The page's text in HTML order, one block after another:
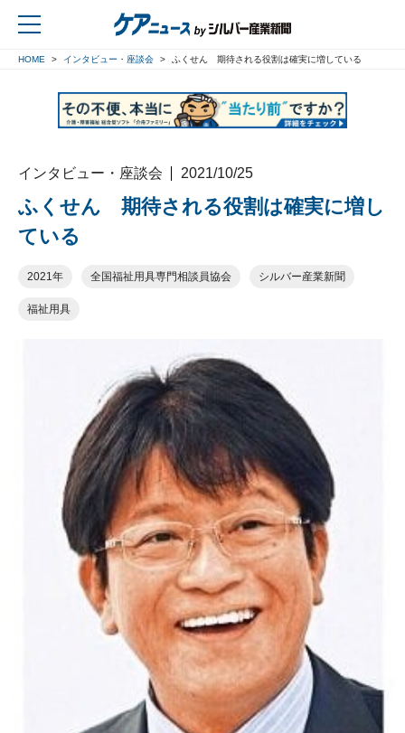
HOME インタビュー・座談会 ふくせん 期待される役割は確実に増している
インタビュー・座談会 2021/10/25
ふくせん 期待される役割は確実に増し
ている
2021年 全国福祉用具専門相談員協会 シルバー産業新聞
福祉用具